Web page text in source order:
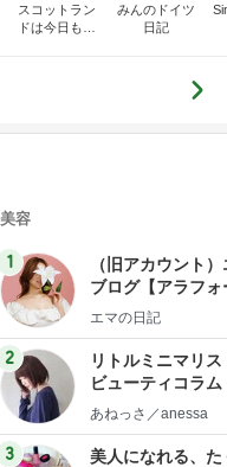
スコットラン
ドは今日も曇
みんのドイツ
日記
美容
1
（旧アカウント
ブログ【アラフォ
社売却セカンドラ
エマの日記
2
リトルミニマリス
ビューティコラ
little
あねっさ／anessa
3
美人になれる、た